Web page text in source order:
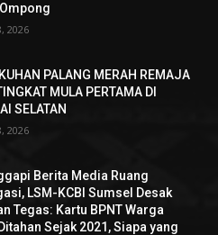
2026
PALANG MERAH REMAJA
MULA PERTAMA DI
SELATAN
2026
Berita Media Ruang
LSM-KCBI Sumsel Desak
Tegas: Kartu BPNT Warga
Sejak 2021, Siapa yang